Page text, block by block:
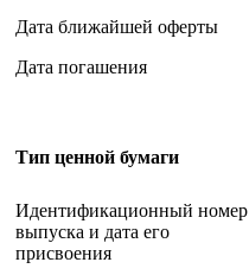
Дата ближайшей оферты
Дата погашения
Тип ценной бумаги
Идентификационный номер
выпуска и дата его
присвоения